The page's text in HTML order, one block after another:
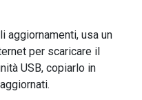
aggiornamenti, usa un
per scaricare il
USB, copiarlo in